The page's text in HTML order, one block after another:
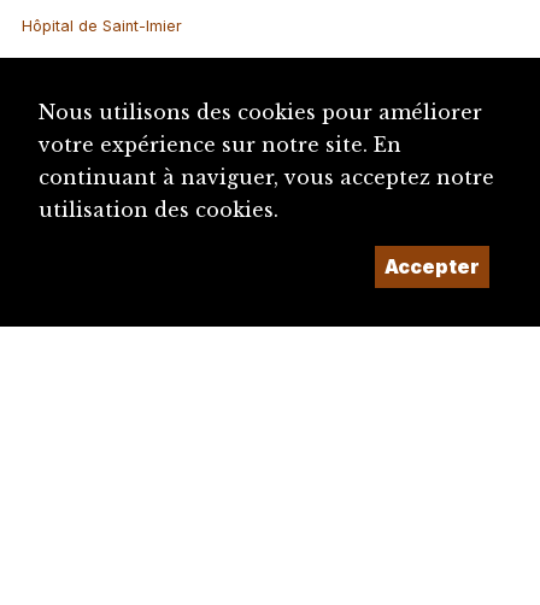
Hôpital de Saint-Imier
Préfets
Nous utilisons des cookies pour améliorer
votre expérience sur notre site. En
continuant à naviguer, vous acceptez notre
utilisation des cookies.
Accepter